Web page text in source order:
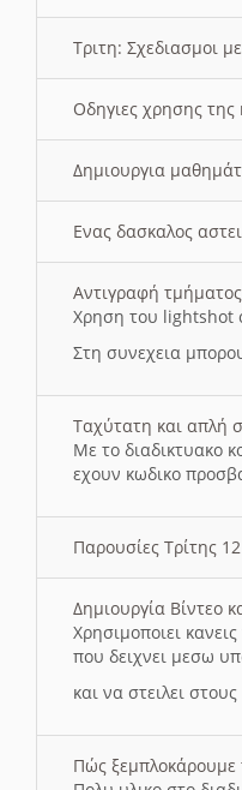
Τριτη: Σχεδιασμοι
Οδηγιες χρησης της
Δημιουργια
Ενας δασκαλος
Αντιγραφή
Χρηση του lightshot
Στη συνεχεια
Ταχύτατη και απλή
Με το διαδικτυακο
εχουν κωδικο
Παρουσίες Τρίτης
Δημιουργία Βίντεο
Χρησιμοποιει
που δειχνει μεσω
και να στειλει
Πώς ξεμπλοκάρουμε